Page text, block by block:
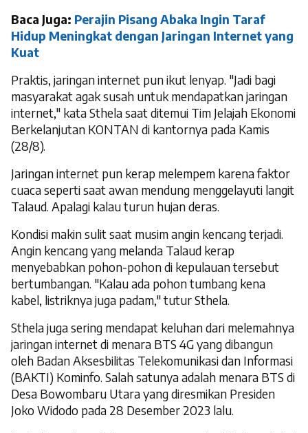
Baca Juga: Perajin Pisang Abaka Ingin Taraf
Hidup Meningkat dengan Jaringan Internet yang
Kuat
Praktis, jaringan internet pun ikut lenyap. "Jadi bagi
masyarakat agak susah untuk mendapatkan jaringan
internet," kata Sthela saat ditemui Tim Jelajah Ekonomi
Berkelanjutan KONTAN di kantornya pada Kamis
(28/8).
Jaringan internet pun kerap melempem karena faktor
cuaca seperti saat awan mendung menggelayuti langit
Talaud. Apalagi kalau turun hujan deras.
Kondisi makin sulit saat musim angin kencang terjadi.
Angin kencang yang melanda Talaud kerap
menyebabkan pohon-pohon di kepulauan tersebut
bertumbangan. "Kalau ada pohon tumbang kena
kabel, listriknya juga padam," tutur Sthela.
Sthela juga sering mendapat keluhan dari melemahnya
jaringan internet di menara BTS 4G yang dibangun
oleh Badan Aksesbilitas Telekomunikasi dan Informasi
(BAKTI) Kominfo. Salah satunya adalah menara BTS di
Desa Bowombaru Utara yang diresmikan Presiden
Joko Widodo pada 28 Desember 2023 lalu.